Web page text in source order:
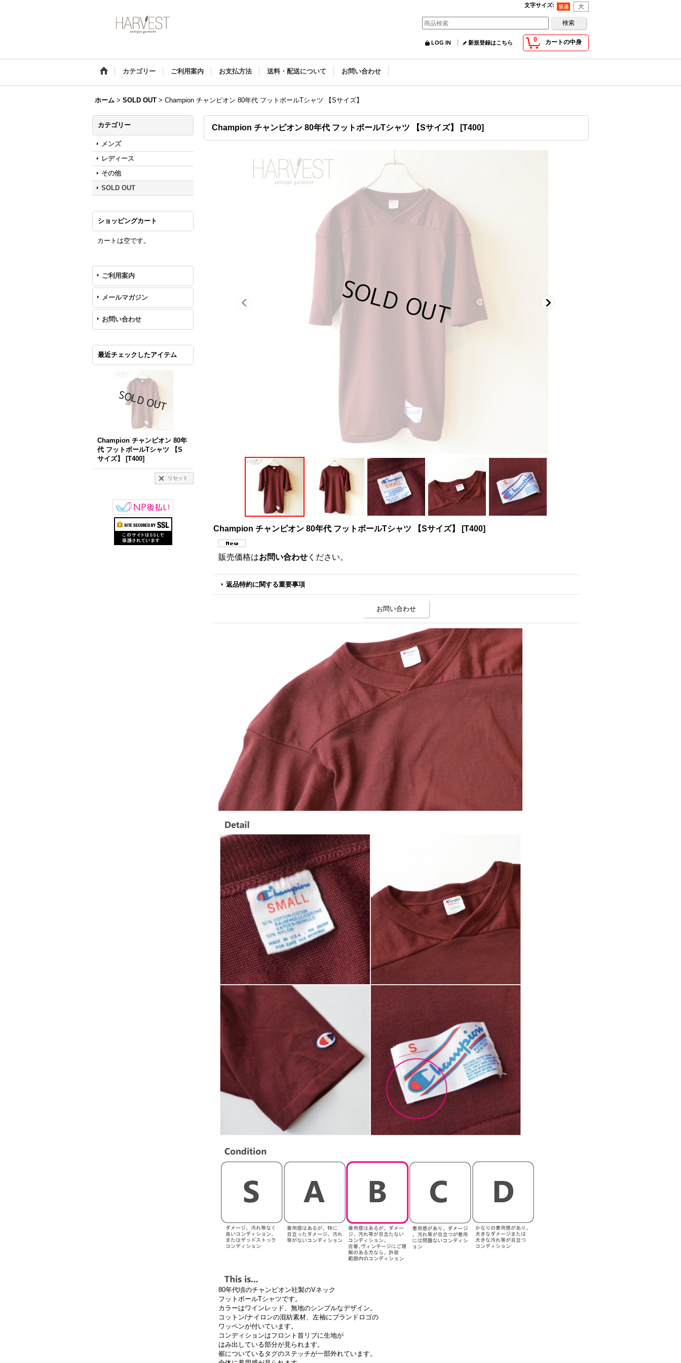
文字サイズ:
0 カートの中身
LOG IN 新規登録はこちら
カテゴリー ご利用案内 お支払方法 送料・配送について お問い合わせ
ホーム > SOLD OUT > Champion チャンピオン 80年代 フットボールTシャツ 【Sサイズ】
カテゴリー
メンズ
レディース
その他
SOLD OUT
ショッピングカート
カートは空です。
ご利用案内
メールマガジン
お問い合わせ
最近チェックしたアイテム
Champion チャンピオン 80年
代 フットボールTシャツ 【S
サイズ】
[T400]
リセット
Champion チャンピオン 80年代 フットボールTシャツ 【Sサイズ】 [T400]
Champion チャンピオン 80年代 フットボールTシャツ 【Sサイズ】 [T400]
販売価格はお問い合わせ ください。
返品特約に関する重要事項
お問い合わせ
80年代頃のチャンピオン社製のVネック
フットボールTシャツです。
カラーはワインレッド、無地のシンプルなデザイン。
コットン/ナイロンの混紡素材、左袖にブランドロゴの
ワッペンが付いています。
コンディションはフロント首リブに生地が
はみ出している部分が見られます。
裾についているタグのステッチが一部外れています。